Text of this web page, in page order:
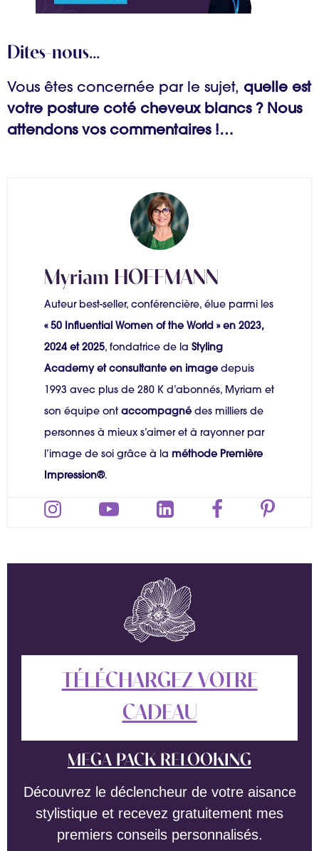
Dites-nous…
Vous êtes concernée par le sujet, quelle est
votre posture coté cheveux blancs ? Nous
attendons vos commentaires !…
Myriam HOFFMANN
Auteur best-seller, conférencière, élue parmi les
« 50 Influential Women of the World » en 2023,
2024 et 2025, fondatrice de la Styling
Academy et consultante en imagedepuis
1993 avec plus de 280 K d’abonnés, Myriam et
son équipe ont accompagnédes milliers de
personnes à mieux s’aimer et à rayonner par
l’image de soi grâce à la méthode Première
Impression®.
TÉLÉCHARGEZ VOTRE
CADEAU
MEGA PACK RELOOKING
Découvrez le déclencheur de votre aisance
stylistique et recevez gratuitement mes
premiers conseils personnalisés.